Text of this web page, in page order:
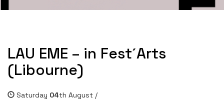
LAU EME – in Fest´Arts
(Libourne)
Saturday 04th August /